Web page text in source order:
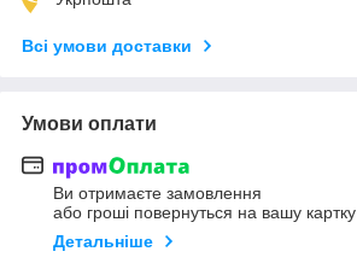
Всі умови доставки
Умови оплати
Ви отримаєте замовлення
або гроші повернуться на вашу картку
Детальніше